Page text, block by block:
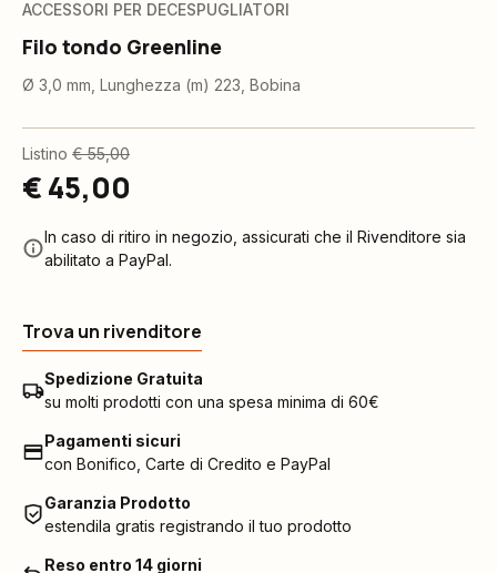
ACCESSORI PER DECESPUGLIATORI
Filo tondo Greenline
Ø 3,0 mm, Lunghezza (m) 223, Bobina
Listino € 55,00
€ 45,00
In caso di ritiro in negozio, assicurati che il Rivenditore sia
abilitato a PayPal.
Trova un rivenditore
Spedizione Gratuita
su molti prodotti con una spesa minima di 60€
Pagamenti sicuri
con Bonifico, Carte di Credito e PayPal
Garanzia Prodotto
estendila gratis registrando il tuo prodotto
Reso entro 14 giorni